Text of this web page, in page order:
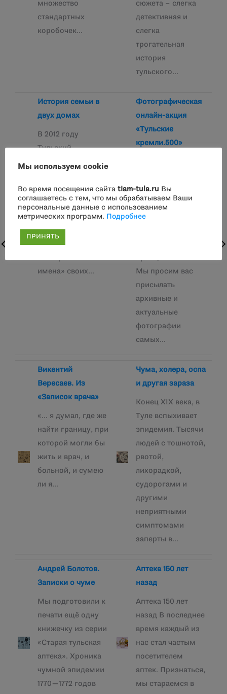
множество
стандартных
коробочек…
сюжета – слегка
детективная и
слегка
трогательная
история
тульского…
История семьи в
двух домах
В 2012 году
Тульский
музей поселился в
самом центре
города в двух
домах, которые
вскоре получили
имена» своих…
Фотографическая
онлайн-акция
«Тульские
кремли.500»
онлайн-акцию
«Тульские
кремли.500»!
Мы просим вас
присылать
архивные и
актуальные
фотографии
самых…
Викентий
Вересаев. Из
«Записок врача»
«… я думал, где же
найти границу, при
которой могли бы
жить и врач, и
больной, и сумею
ли я…
Чума, холера, оспа
и другая зараза
Конец XIX века, в
Туле вспыхивает
эпидемия. Тысячи
людей с тошнотой,
рвотой,
лихорадкой,
судорогами и
другими
неприятными
симптомами
заперты в…
Андрей Болотов.
Записки о чуме
Мы подготовили к
печати ещё одну
книжечку из серии
«Старая тульская
аптека». Хроника
чумной эпидемии
1770—1772 годов
Аптека 150 лет
назад
Аптека 150 лет
назад В последнее
время каждый из
нас стал частым
посетителем
аптек. Признаться,
мы стараемся в
Мы используем cookie
Во время посещения сайта tiam-tula.ru Вы
соглашаетесь с тем, что мы обрабатываем Ваши
персональные данные с использованием
метрических программ.
Подробнее
ПРИНЯТЬ